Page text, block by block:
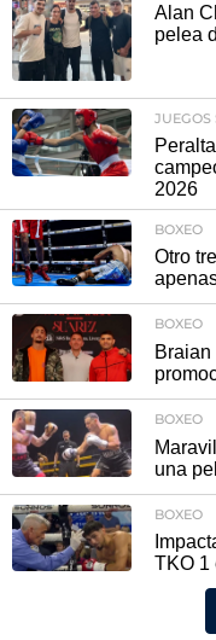
Alan
pelea
JUEGOS
2026
BOXEO
Otro
BOXEO
Braian
BOXEO
una
BOXEO
TKO 1